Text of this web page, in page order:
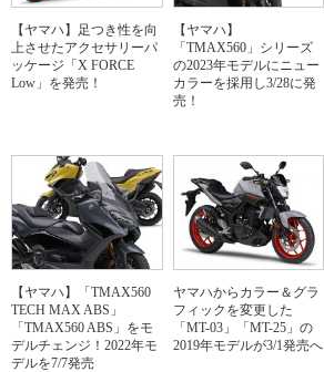
【ヤマハ】足つき性を向
上させたアクセサリーパ
ッケージ「X FORCE
Low」を発売！
【ヤマハ】
「TMAX560」シリーズ
の2023年モデルにニュー
カラーを採用し3/28に発
売！
【ヤマハ】「TMAX560
TECH MAX ABS」
「TMAX560 ABS」をモ
デルチェンジ！2022年モ
デルを7/7発売
ヤマハからカラー＆グラ
フィックを変更した
「MT-03」「MT-25」の
2019年モデルが3/1発売へ